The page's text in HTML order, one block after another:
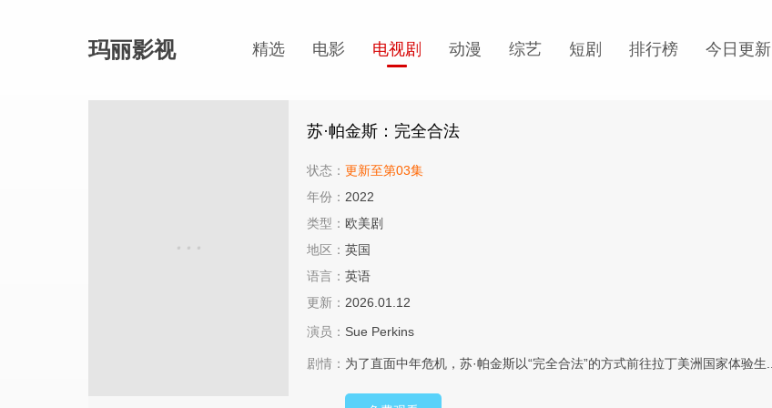
玛丽影视 精选 电影 电视剧 动漫 综艺 短剧 排行榜 今日更新
苏·帕金斯：完全合法
状态： 更新至第03集
年份： 2022
类型： 欧美剧
地区： 英国
语言： 英语
更新： 2026.01.12
演员： Sue Perkins
剧情： 为了直面中年危机，苏·帕金斯以“完全合法”的方式前往拉丁美洲国家体验生...